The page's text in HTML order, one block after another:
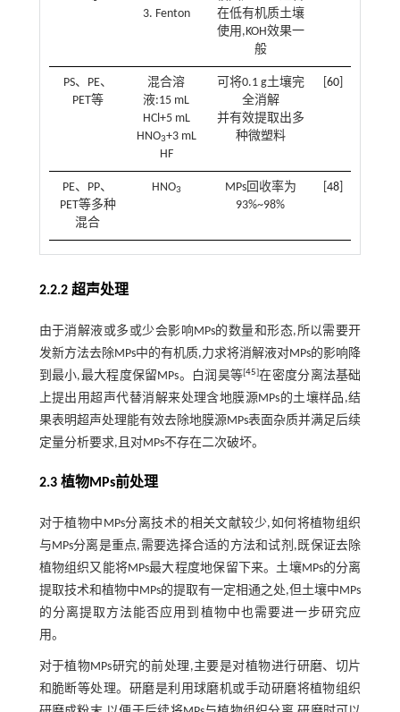
3. Fenton
在低有机质土壤
使用,KOH效果一
般
PS、PE、
PET等
混合溶
液:15 mL
HCl+5 mL
HNO3+3 mL
HF
可将0.1 g土壤完
全消解
并有效提取出多
种微塑料
60]
PE、PP、
PET等多种
混合
HNO3
MPs回收率为
93%~98%
48]
2.2.2 超声处理
由于消解液或多或少会影响MPs的数量和形态,所以需要开
发新方法去除MPs中的有机质,力求将消解液对MPs的影响降
到最小,最大程度保留MPs。白润昊等[45]在密度分离法基础
上提出用超声代替消解来处理含地膜源MPs的土壤样品,结
果表明超声处理能有效去除地膜源MPs表面杂质并满足后续
定量分析要求,且对MPs不存在二次破坏。
2.3 植物MPs前处理
对于植物中MPs分离技术的相关文献较少,如何将植物组织
与MPs分离是重点,需要选择合适的方法和试剂,既保证去除
植物组织又能将MPs最大程度地保留下来。土壤MPs的分离
提取技术和植物中MPs的提取有一定相通之处,但土壤中MPs
的分离提取方法能否应用到植物中也需要进一步研究应
用。
对于植物MPs研究的前处理,主要是对植物进行研磨、切片
和脆断等处理。研磨是利用球磨机或手动研磨将植物组织